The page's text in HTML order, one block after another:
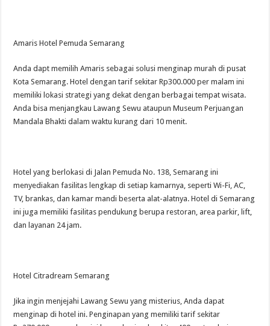
Amaris Hotel Pemuda Semarang
Anda dapt memilih Amaris sebagai solusi menginap murah di pusat
Kota Semarang. Hotel dengan tarif sekitar Rp300.000 per malam ini
memiliki lokasi strategi yang dekat dengan berbagai tempat wisata.
Anda bisa menjangkau Lawang Sewu ataupun Museum Perjuangan
Mandala Bhakti dalam waktu kurang dari 10 menit.
Hotel yang berlokasi di Jalan Pemuda No. 138, Semarang ini
menyediakan fasilitas lengkap di setiap kamarnya, seperti Wi-Fi, AC,
TV, brankas, dan kamar mandi beserta alat-alatnya. Hotel di Semarang
ini juga memiliki fasilitas pendukung berupa restoran, area parkir, lift,
dan layanan 24 jam.
Hotel Citradream Semarang
Jika ingin menjejahi Lawang Sewu yang misterius, Anda dapat
menginap di hotel ini. Penginapan yang memiliki tarif sekitar